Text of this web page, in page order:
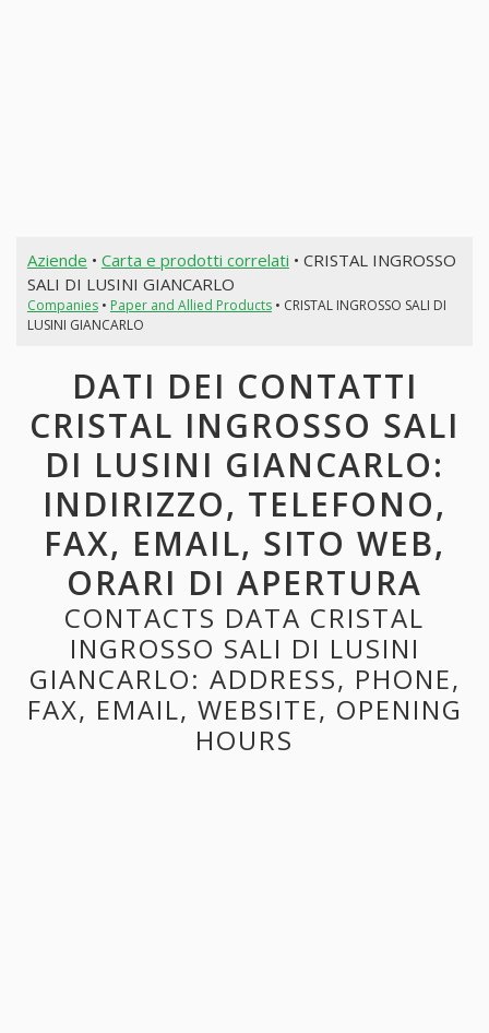
Aziende • Carta e prodotti correlati • CRISTAL INGROSSO
SALI DI LUSINI GIANCARLO
Companies• Paper and Allied Products• CRISTAL INGROSSO SALI DI
LUSINI GIANCARLO
DATI DEI CONTATTI
CRISTAL INGROSSO SALI
DI LUSINI GIANCARLO:
INDIRIZZO, TELEFONO,
FAX, EMAIL, SITO WEB,
ORARI DI APERTURA
CONTACTS DATA CRISTAL
INGROSSO SALI DI LUSINI
GIANCARLO: ADDRESS, PHONE,
FAX, EMAIL, WEBSITE, OPENING
HOURS